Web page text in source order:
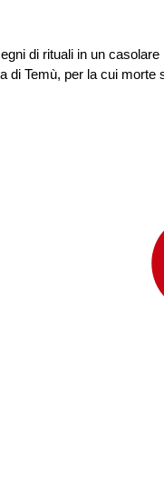
di rituali in un
di Temù, per la cui